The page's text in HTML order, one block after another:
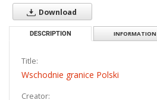
Download
DESCRIPTION INFORMATION
Title:
Wschodnie granice Polski
Creator: